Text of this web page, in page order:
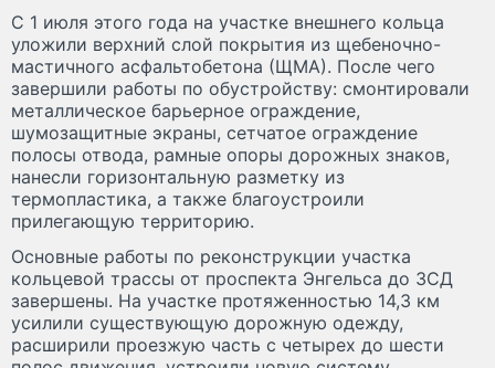
С 1 июля этого года на участке внешнего кольца
уложили верхний слой покрытия из щебеночно-
мастичного асфальтобетона (ЩМА). После чего
завершили работы по обустройству: смонтировали
металлическое барьерное ограждение,
шумозащитные экраны, сетчатое ограждение
полосы отвода, рамные опоры дорожных знаков,
нанесли горизонтальную разметку из
термопластика, а также благоустроили
прилегающую территорию.
Основные работы по реконструкции участка
кольцевой трассы от проспекта Энгельса до ЗСД
завершены. На участке протяженностью 14,3 км
усилили существующую дорожную одежду,
расширили проезжую часть с четырех до шести